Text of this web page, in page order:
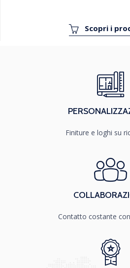
Scopri i
Finiture e loghi su
Contatto costante